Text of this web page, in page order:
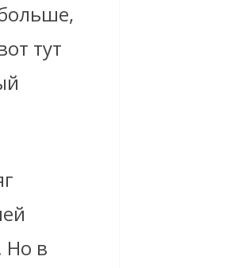
тут
Но в